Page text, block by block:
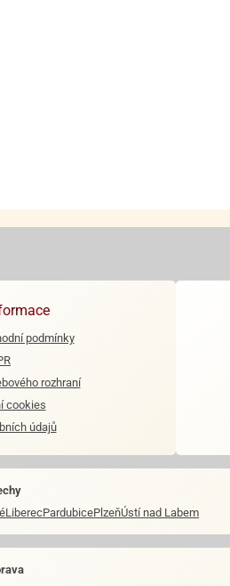
podmínky
rozhraní
cookies
údajů
LiberecPardubicePlzeňÚstí nad Labem